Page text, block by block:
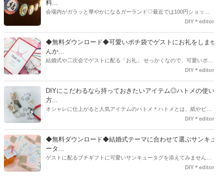
料...
会場内がガラッと華やかになるガーランド♡最近では100円ショップ
で既に完成された物が販売されていたり、ネット上でダウンロードし
す。ダウンロードしたデザインを印刷する紙をこだわるプレ花嫁さん
も・・・♡紙質や柄などでガラッと印象が変わりますよね♪
DIY＊editor
◆無料ダウンロード◆可愛いポチ袋でゲストにお礼をしませ
んか...
結婚式や二次会でゲストに配る「お礼」 せっかくなので、可愛いポチ
袋で用意しませんか？今回の記事では無料でダウンロードできるデザ
ください。いつもStrawberryを読んで頂いているプレ花嫁さんのお手
伝いが少しでも出来れば嬉しいです♡
DIY＊editor
DIYにこだわるなら持っておきたいアイテム◎ハトメの使い
方...
オシャレに仕上がると人気アイテムのハトメ＊ハトメとは、紙やビニ
ールなどに開けた穴につける金具のことでサイズが幅広く揃っていま
り、付けるものの素材や色にあわせて選ぶことができるんです♪*
DIY＊editor
◆無料ダウンロード◆結婚式テーマに合わせて選ぶサンキュ
ータ...
ゲストに配るプチギフトに可愛いサンキュータグを添えてみません
か？今回の記事では無料でダウンロードできる春婚にもピッタリなサ
DIY＊editor